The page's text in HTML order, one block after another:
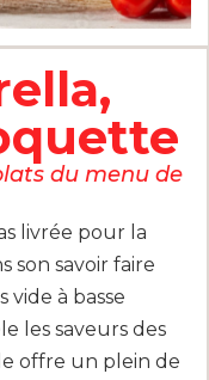
du menu de
livrée pour la
son savoir faire
vide à basse
les saveurs des
offre un plein de